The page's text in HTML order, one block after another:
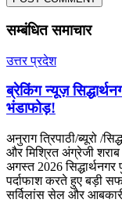
सम्बंधित समाचार
उत्तर प्रदेश
ब्रेकिंग न्यूज़
भंडाफोड़!
अनुराग त्रिपाठी/ब्यूरो /
और मिश्रित अंग्रेजी शराब
अगस्त 2026
पर्दाफाश करते हुए बड़ी
सर्विलांस सेल और